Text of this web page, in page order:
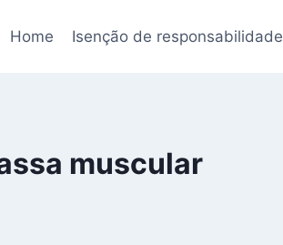
Home Isenção de responsabilidade
muscular